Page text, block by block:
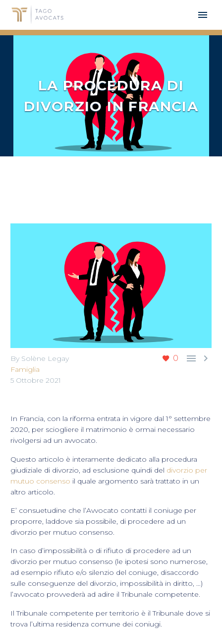
LA PROCEDURA DI
DIVORZIO IN FRANCIA
0  
By Solène Legay
Famiglia
5 Ottobre 2021
In Francia, con la riforma entrata in vigore dal 1° settembre
2020, per sciogliere il matrimonio è ormai necessario
rivolgersi ad un avvocato.
Questo articolo è interamente dedicato alla procedura
giudiziale di divorzio, ad esclusione quindi del divorzio per
mutuo consenso il quale argomento sarà trattato in un
altro articolo.
E’ consuetudine che l’Avvocato contatti il coniuge per
proporre, laddove sia possibile, di procedere ad un
divorzio per mutuo consenso.
In caso d’impossibilità o di rifiuto di procedere ad un
divorzio per mutuo consenso (le ipotesi sono numerose,
ad esempio rifiuto e/o silenzio del coniuge, disaccordo
sulle conseguenze del divorzio, impossibilità in diritto, …)
l’avvocato provvederà ad adire il Tribunale competente.
Il Tribunale competente per territorio è il Tribunale dove si
trova l’ultima residenza comune dei coniugi.